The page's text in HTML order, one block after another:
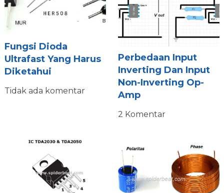
Fungsi Dioda
Ultrafast Yang Harus
Diketahui
Tidak ada komentar
Perbedaan Input
Inverting Dan Input
Non-Inverting Op-
Amp
2 Komentar